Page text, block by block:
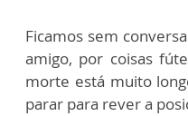
Ficamos sem
amigo, por coisas
morte está muito
parar para rever a